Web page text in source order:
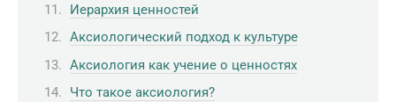
Иерархия ценностей
Аксиологический подход к культуре
Аксиология как учение о ценностях
Что такое аксиология?